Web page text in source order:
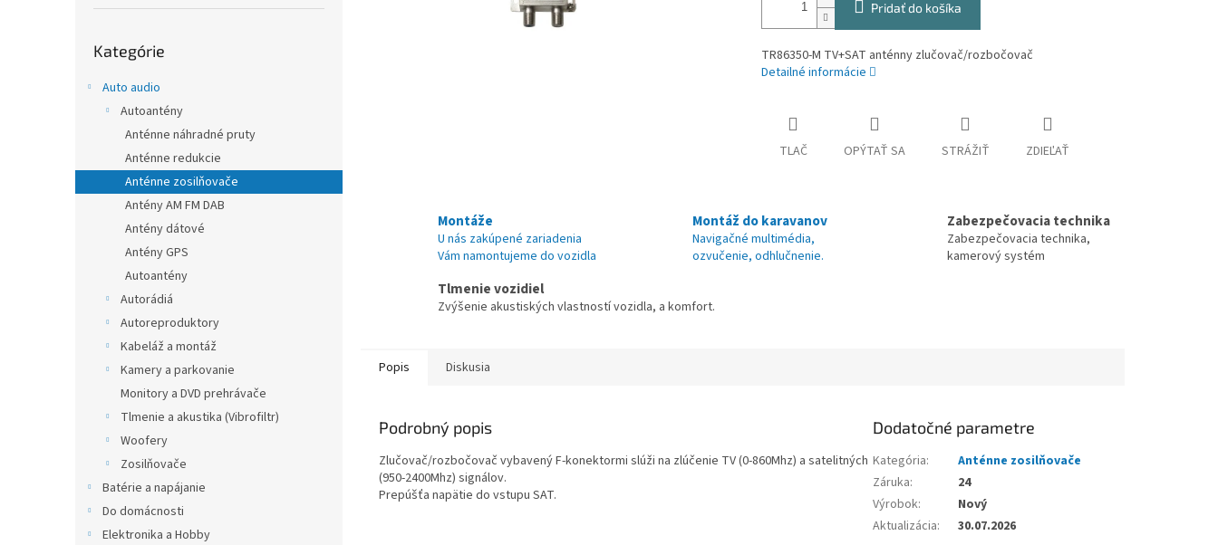
kategórie
Kategórie
Auto audio
Autoantény
Anténne náhradné pruty
Anténne redukcie
Anténne zosilňovače
Antény AM FM DAB
Antény dátové
Antény GPS
Autoantény
Autorádiá
Autoreproduktory
Kabeláž a montáž
Kamery a parkovanie
Monitory a DVD prehrávače
Tlmenie a akustika (Vibrofiltr)
Woofery
Zosilňovače
Batérie a napájanie
Do domácnosti
Elektronika a Hobby
Pridať do košíka
TR86350-M TV+SAT anténny zlučovač/rozbočovač
Detailné informácie
TLAČ OPÝTAŤ SA STRÁŽIŤ ZDIEĽAŤ
Montáže
U nás zakúpené zariadenia
Vám namontujeme do vozidla
Montáž do karavanov
Navigačné multimédia,
ozvučenie, odhlučnenie.
Zabezpečovacia technika
Zabezpečovacia technika,
kamerový systém
Tlmenie vozidiel
Zvýšenie akustiských vlastností vozidla, a komfort.
Popis Diskusia
Podrobný popis
Zlučovač/rozbočovač vybavený F-konektormi slúži na zlúčenie TV (0-860Mhz) a satelitných
(950-2400Mhz) signálov.
Prepúšťa napätie do vstupu SAT.
Dodatočné parametre
Kategória:
Anténne zosilňovače
Záruka:
24
Výrobok:
Nový
Aktualizácia: 30.07.2026